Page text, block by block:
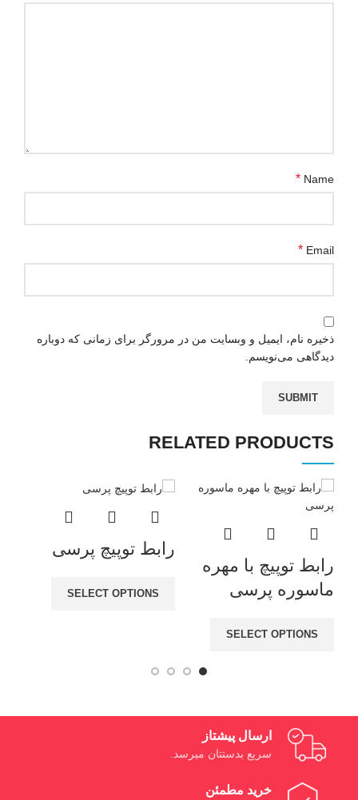
Name
*
Email
*
ذخیره نام، ایمیل و وبسایت من در مرورگر برای زمانی که دوباره
دیدگاهی می‌نویسم.
RELATED PRODUCTS
رابط توپیچ با مهره
ماسوره پرسی
SELECT OPTIONS
رابط توپیچ پرسی
SELECT OPTIONS
ارسال پیشتاز
سریع بدستتان میرسد.
خرید مطمئن